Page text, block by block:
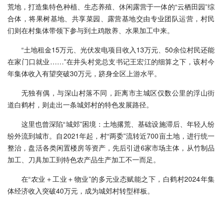
荒地，打造集特色种植、生态养殖、休闲露营于一体的“云栖田园”综
合体，将果树基地、共享菜园、露营基地交由专业团队运营，村民
们则在村集体带领下参与到土鸡散养、水果加工中来。
“土地租金15万元、光伏发电项目收入13万元、50余位村民还能
在家门口就业……”在井头村党总支书记王宏江的细算之下，该村今
年集体收入有望突破30万元，跻身全区上游水平。
无独有偶，与深山村落不同，距离市主城区仅数公里的浮山街
道白鹤村，则走出一条城郊村的特色发展路径。
这里也曾深陷“城郊”困境：土地撂荒、基础设施滞后、年轻人纷
纷外流到城市。自2021年起，村“两委”流转近700亩土地，进行统一
整治，盘活各类闲置楼房等资产，先后引进6家市场主体，从竹制品
加工、刀具加工到特色农产品生产加工不一而足。
在“农业＋工业＋物业”的多元业态赋能之下，白鹤村2024年集
体经济收入突破40万元，成为城郊村转型样板。